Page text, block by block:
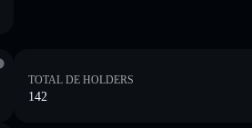
TOTAL DE HOLDERS
142